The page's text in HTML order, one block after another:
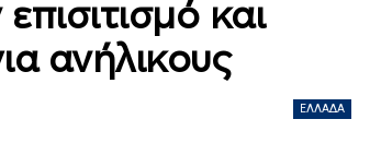
και
ανήλικους
ΕΛΛΆΔΑ